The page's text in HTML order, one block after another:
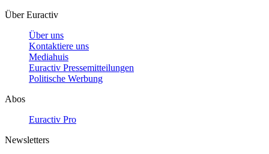
Über Euractiv
Über uns
Kontaktiere uns
Mediahuis
Euractiv Pressemitteilungen
Politische Werbung
Abos
Euractiv Pro
Newsletters